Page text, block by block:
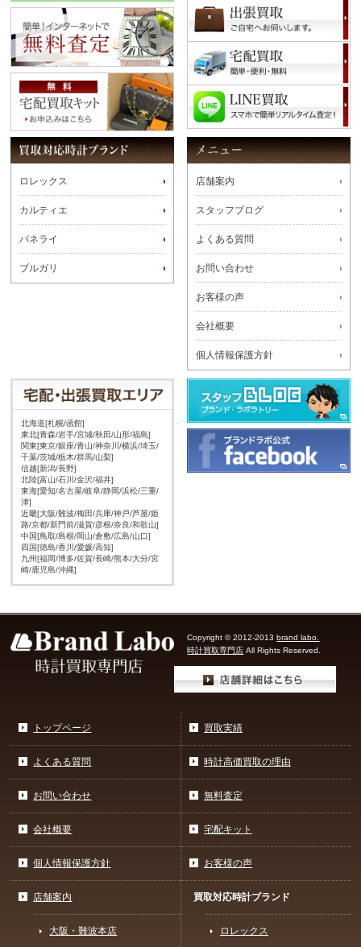
ロレックス
カルティエ
パネライ
ブルガリ
店舗案内
スタッフブログ
よくある質問
お問い合わせ
お客様の声
会社概要
個人情報保護方針
北海道[札幌/函館]
東北[青森/岩手/宮城/秋田/山形/福島]
関東[東京/銀座/青山/神奈川/横浜/埼玉/
千葉/茨城/栃木/群馬/山梨]
信越[新潟/長野]
北陸[富山/石川/金沢/福井]
東海[愛知/名古屋/岐阜/静岡/浜松/三重/
津]
近畿[大阪/難波/梅田/兵庫/神戸/芦屋/姫
路/京都/新門前/滋賀/彦根/奈良/和歌山]
中国[鳥取/島根/岡山/倉敷/広島/山口]
四国[徳島/香川/愛媛/高知]
九州[福岡/博多/佐賀/長崎/熊本/大分/宮
崎/鹿児島/沖縄]
Copyright © 2012-2013brand labo.
時計買取専門店 All Rights Reserved.
トップページ
よくある質問
お問い合わせ
会社概要
個人情報保護方針
買取実績
時計高価買取の理由
無料査定
宅配キット
お客様の声
店舗案内
大阪・難波本店
買取対応時計ブランド
ロレックス